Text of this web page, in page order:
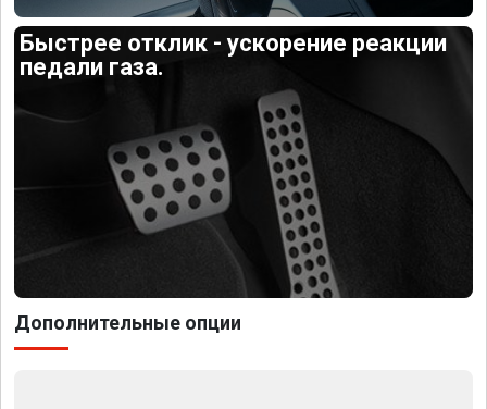
Быстрее отклик - ускорение реакции
педали газа.
Дополнительные опции